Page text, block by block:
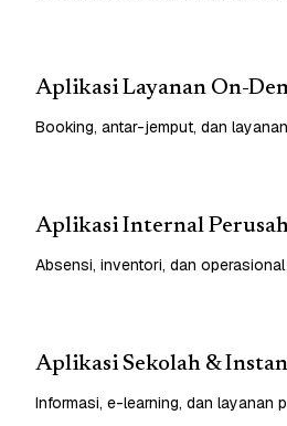
Aplikasi Layanan On-
Booking, antar-jemput, dan
Aplikasi Internal
Absensi, inventori, dan
Aplikasi Sekolah &
Informasi, e-learning, dan layanan